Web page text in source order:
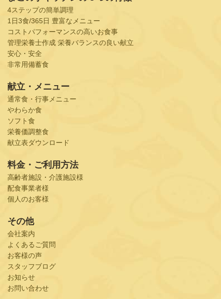
4ステップの簡単調理
1日3食/365日 豊富なメニュー
コストパフォーマンスの高いお食事
管理栄養士作成 栄養バランスの良い献立
安心・安全
非常用備蓄食
献立・メニュー
通常食・行事メニュー
やわらか食
ソフト食
栄養価調整食
献立表ダウンロード
料金・ご利用方法
高齢者施設・介護施設様
配食事業者様
個人のお客様
その他
会社案内
よくあるご質問
お客様の声
スタッフブログ
お知らせ
お問い合わせ